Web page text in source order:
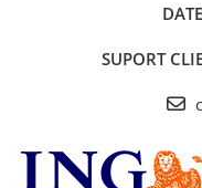
SUPORT